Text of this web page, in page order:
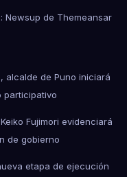
Newsup de Themeansar
alcalde de Puno iniciará
participativo
Fujimori evidenciará
de gobierno
etapa de ejecución